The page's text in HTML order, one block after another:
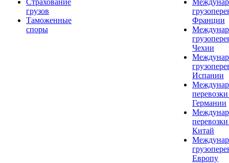
Страхование
грузов
Таможенные
споры
Франции
Чехии
Испании
Германии
Китай
Европу